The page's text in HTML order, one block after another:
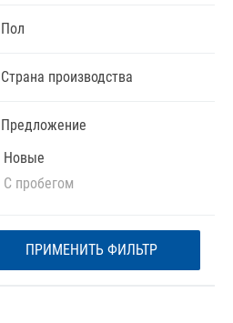
Пол
Страна производства
Предложение
Новые
С пробегом
ПРИМЕНИТЬ ФИЛЬТР